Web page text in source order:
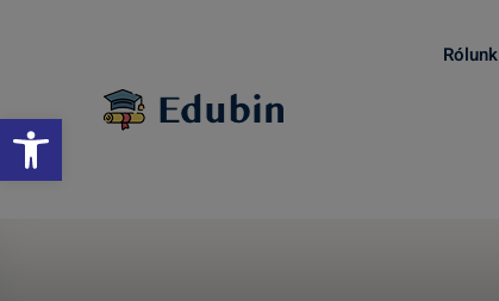
Eszköztár megnyitása
Rólunk